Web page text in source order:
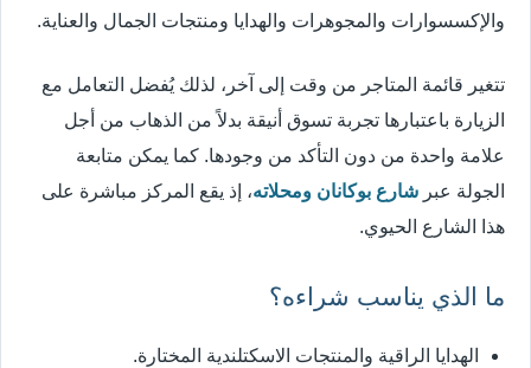
والإكسسوارات والمجوهرات والهدايا ومنتجات الجمال والعناية.
تتغير قائمة المتاجر من وقت إلى آخر، لذلك يُفضل التعامل مع
الزيارة باعتبارها تجربة تسوق أنيقة بدلاً من الذهاب من أجل
علامة واحدة من دون التأكد من وجودها. كما يمكن متابعة
الجولة عبر شارع بوكانان ومحلاته، إذ يقع المركز مباشرة على
هذا الشارع الحيوي.
ما الذي يناسب شراءه؟
الهدايا الراقية والمنتجات الاسكتلندية المختارة.